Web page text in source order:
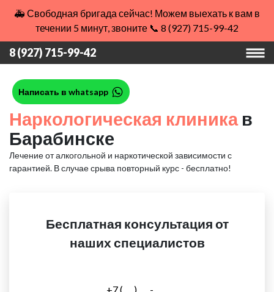
🚑 Свободная бригада сейчас! Можем выехать к вам в
течении 5 минут, звоните 📞 8 (927) 715-99-42
8 (927) 715-99-42
Написать в whatsapp
Наркологическая клиникав
Барабинске
Лечение от алкогольной и наркотической зависимости с
гарантией. В случае срыва повторный курс - бесплатно!
Бесплатная консультация от
наших специалистов